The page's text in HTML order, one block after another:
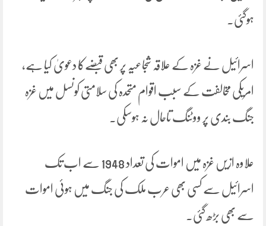
ہوگئی۔
اسرائیل نے غزہ کے علاقہ شجاعیہ پر بھی قبضےکا دعویٰ کیا ہے،
امریکی مخالفت کے سبب اقوام متحدہ کی سلامتی کونسل میں غزہ
جنگ بندی پر ووٹنگ تاحال نہ ہوسکی۔
علاوہ ازیں غزہ میں اموات کی تعداد 1948 سے اب تک
اسرائیل سے کسی بھی عرب ملک کی جنگ میں ہوئی اموات
سے بھی بڑھ گئی۔